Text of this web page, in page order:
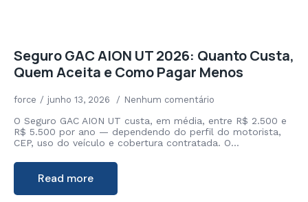
Seguro GAC AION UT 2026: Quanto Custa,
Quem Aceita e Como Pagar Menos
force junho 13, 2026 Nenhum comentário
O Seguro GAC AION UT custa, em média, entre R$ 2.500 e
R$ 5.500 por ano — dependendo do perfil do motorista,
CEP, uso do veículo e cobertura contratada. O…
Read more